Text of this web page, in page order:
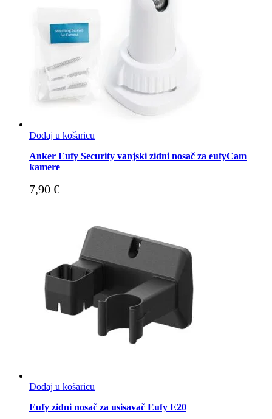
Dodaj u košaricu
Anker Eufy Security vanjski zidni nosač za eufyCam
kamere
7,90 €
Dodaj u košaricu
Eufy zidni nosač za usisavač Eufy E20